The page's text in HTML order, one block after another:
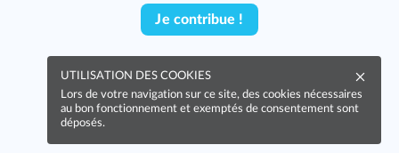
Je contribue !
UTILISATION DES COOKIES
Lors de votre navigation sur ce site, des cookies nécessaires
au bon fonctionnement et exemptés de consentement sont
déposés.